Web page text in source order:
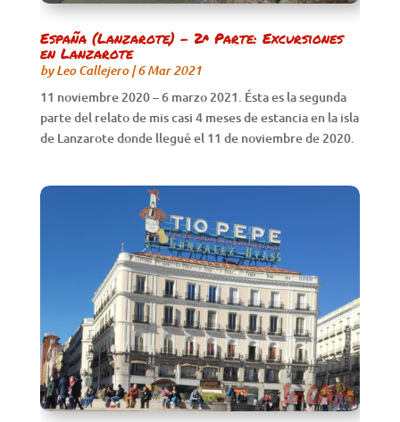
España (Lanzarote) – 2ª Parte: Excursiones
en Lanzarote
byLeo Callejero|6 Mar 2021
11 noviembre 2020 – 6 marzo 2021. Ésta es la segunda
parte del relato de mis casi 4 meses de estancia en la isla
de Lanzarote donde llegué el 11 de noviembre de 2020.